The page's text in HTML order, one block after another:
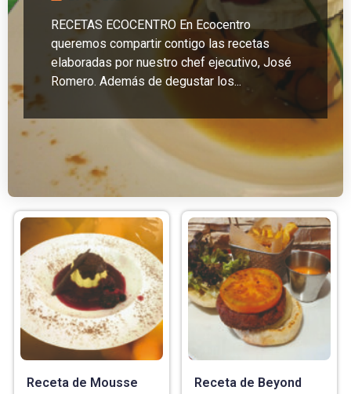
RECETAS ECOCENTRO En Ecocentro
queremos compartir contigo las recetas
elaboradas por nuestro chef ejecutivo, José
Romero. Además de degustar los...
Receta de Mousse
Receta de Beyond